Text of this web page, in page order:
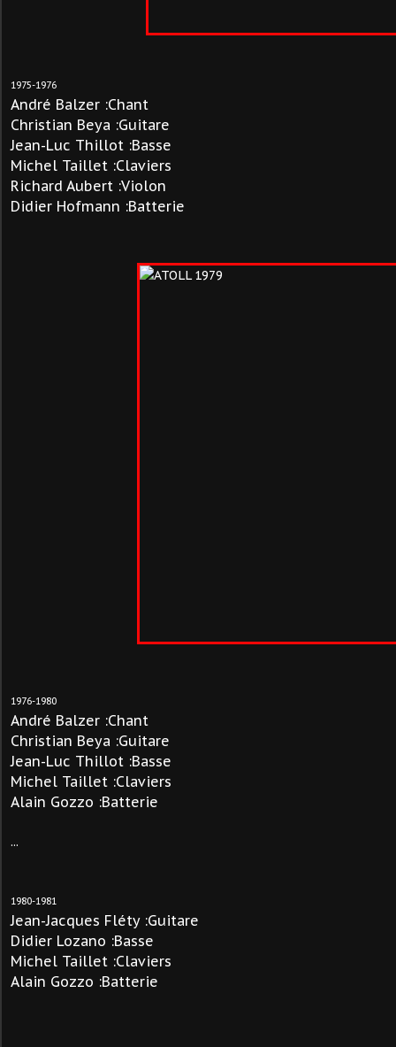
1975-1976
André Balzer :Chant
Christian Beya :Guitare
Jean-Luc Thillot :Basse
Michel Taillet :Claviers
Richard Aubert :Violon
Didier Hofmann :Batterie
1976-1980
André Balzer :Chant
Christian Beya :Guitare
Jean-Luc Thillot :Basse
Michel Taillet :Claviers
Alain Gozzo :Batterie
...
1980-1981
Jean-Jacques Fléty :Guitare
Didier Lozano :Basse
Michel Taillet :Claviers
Alain Gozzo :Batterie